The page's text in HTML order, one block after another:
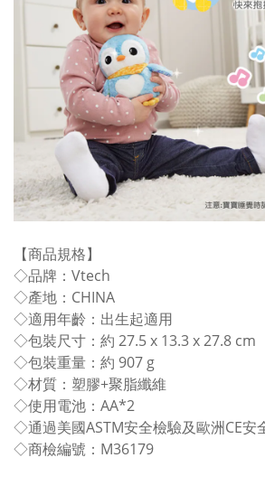
【商品規格】
◇品牌：Vtech
◇產地：CHINA
◇適用年齡：出生起適用
◇包裝尺寸：約 27.5 x 13.3 x 27.8 cm
◇包裝重量：約 907 g
◇材質：塑膠+聚脂纖維
◇使用電池：AA*2
◇通過美國ASTM安全檢驗及歐洲CE安
◇商檢編號：M36179